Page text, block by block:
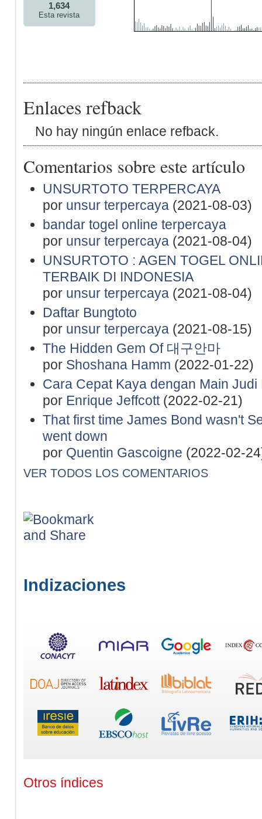
1,634
Esta revista
Enlaces refback
No hay ningún enlace refback.
Comentarios sobre este artículo
UNSURTOTO TERPERCAYA
por unsur terpercaya(2021-08-03)
bandar togel online terpercaya
por unsur terpercaya(2021-08-04)
UNSURTOTO : AGEN TOGEL
TERBAIK DI INDONESIA
por unsur terpercaya(2021-08-04)
Daftar Bungtoto
por unsur terpercaya(2021-08-15)
The Hidden Gem Of 대구안마
por Shoshana Hamm (2022-01-22)
Cara Cepat Kaya dengan Main Judi
por Enrique Jeffcott(2022-02-21)
That first time James Bond wasn't
went down
por Quentin Gascoigne (2022-02-
VER TODOS LOS COMENTARIOS
Indizaciones
Otros índices